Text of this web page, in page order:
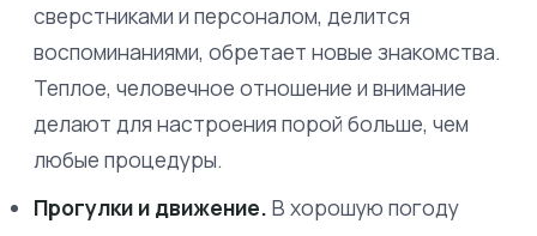
сверстниками и персоналом, делится
воспоминаниями, обретает новые знакомства.
Теплое, человечное отношение и внимание
делают для настроения порой больше, чем
любые процедуры.
Прогулки и движение. В хорошую погоду